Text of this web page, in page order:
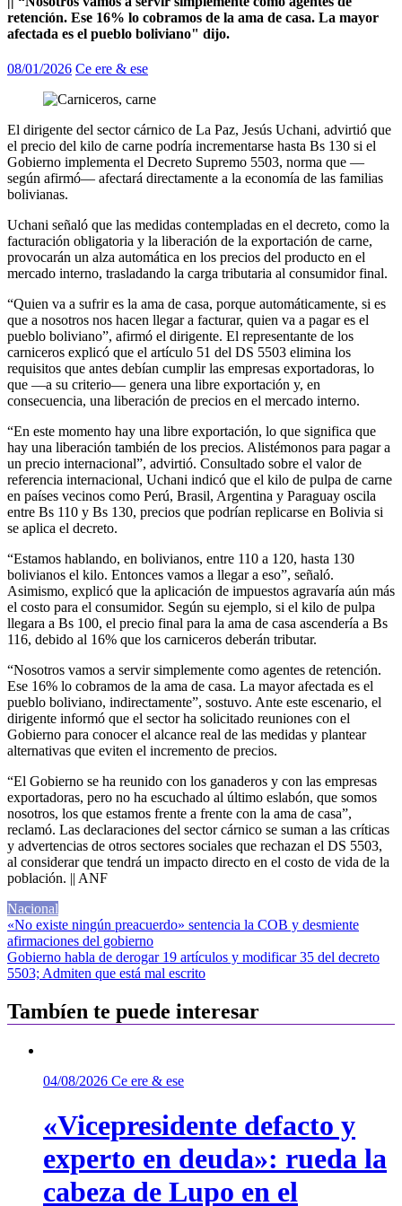
retención. Ese 16% lo cobramos de la ama de casa. La mayor
afectada es el pueblo boliviano" dijo.
08/01/2026 Ce ere & ese
El dirigente del sector cárnico de La Paz, Jesús Uchani, advirtió que
el precio del kilo de carne podría incrementarse hasta Bs 130 si el
Gobierno implementa el Decreto Supremo 5503, norma que —
según afirmó— afectará directamente a la economía de las familias
bolivianas.
Uchani señaló que las medidas contempladas en el decreto, como la
facturación obligatoria y la liberación de la exportación de carne,
provocarán un alza automática en los precios del producto en el
mercado interno, trasladando la carga tributaria al consumidor final.
“Quien va a sufrir es la ama de casa, porque automáticamente, si es
que a nosotros nos hacen llegar a facturar, quien va a pagar es el
pueblo boliviano”, afirmó el dirigente. El representante de los
carniceros explicó que el artículo 51 del DS 5503 elimina los
requisitos que antes debían cumplir las empresas exportadoras, lo
que —a su criterio— genera una libre exportación y, en
consecuencia, una liberación de precios en el mercado interno.
“En este momento hay una libre exportación, lo que significa que
hay una liberación también de los precios. Alistémonos para pagar a
un precio internacional”, advirtió. Consultado sobre el valor de
referencia internacional, Uchani indicó que el kilo de pulpa de carne
en países vecinos como Perú, Brasil, Argentina y Paraguay oscila
entre Bs 110 y Bs 130, precios que podrían replicarse en Bolivia si
se aplica el decreto.
“Estamos hablando, en bolivianos, entre 110 a 120, hasta 130
bolivianos el kilo. Entonces vamos a llegar a eso”, señaló.
Asimismo, explicó que la aplicación de impuestos agravaría aún más
el costo para el consumidor. Según su ejemplo, si el kilo de pulpa
llegara a Bs 100, el precio final para la ama de casa ascendería a Bs
116, debido al 16% que los carniceros deberán tributar.
“Nosotros vamos a servir simplemente como agentes de retención.
Ese 16% lo cobramos de la ama de casa. La mayor afectada es el
pueblo boliviano, indirectamente”, sostuvo. Ante este escenario, el
dirigente informó que el sector ha solicitado reuniones con el
Gobierno para conocer el alcance real de las medidas y plantear
alternativas que eviten el incremento de precios.
“El Gobierno se ha reunido con los ganaderos y con las empresas
exportadoras, pero no ha escuchado al último eslabón, que somos
nosotros, los que estamos frente a frente con la ama de casa”,
reclamó. Las declaraciones del sector cárnico se suman a las críticas
y advertencias de otros sectores sociales que rechazan el DS 5503,
al considerar que tendrá un impacto directo en el costo de vida de la
población. || ANF
Nacional
Navegación
de
entradas
«No existe ningún preacuerdo» sentencia la COB y desmiente
afirmaciones del gobierno
Gobierno habla de derogar 19 artículos y modificar 35 del decreto
5503; Admiten que está mal escrito
Tambíen te puede interesar
04/08/2026 Ce ere & ese
«Vicepresidente defacto y
experto en deuda»: rueda la
cabeza de Lupo en el